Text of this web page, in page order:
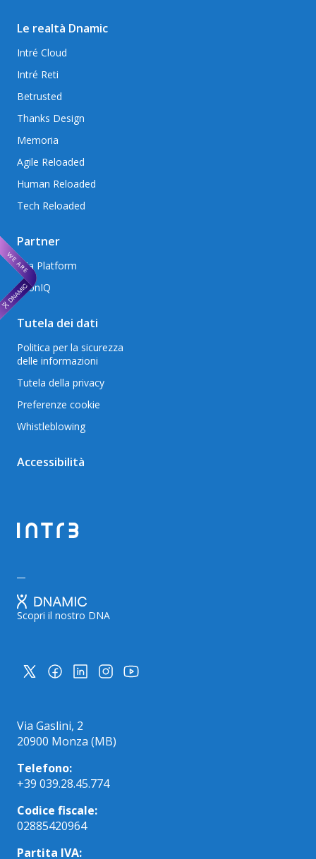
Le realtà Dnamic
Intré Cloud
Intré Reti
Betrusted
Thanks Design
Memoria
Agile Reloaded
Human Reloaded
Tech Reloaded
Partner
Mia Platform
AxonIQ
Tutela dei dati
Politica per la sicurezza
delle informazioni
Tutela della privacy
Preferenze cookie
Whistleblowing
Accessibilità
Scopri il nostro DNA
Via Gaslini, 2
20900 Monza (MB)
Telefono:
+39 039.28.45.774
Codice fiscale:
02885420964
Partita IVA: